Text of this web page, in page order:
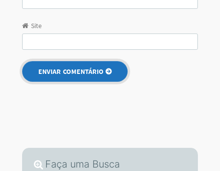
Site
Faça uma Busca